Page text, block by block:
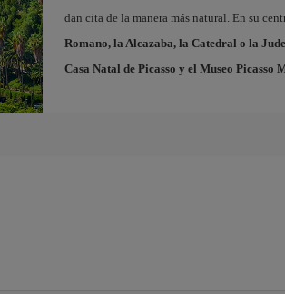
dan cita de la manera más natural. En su
Romano, la Alcazaba, la Catedral o la
Casa Natal de Picasso y el Museo Picasso